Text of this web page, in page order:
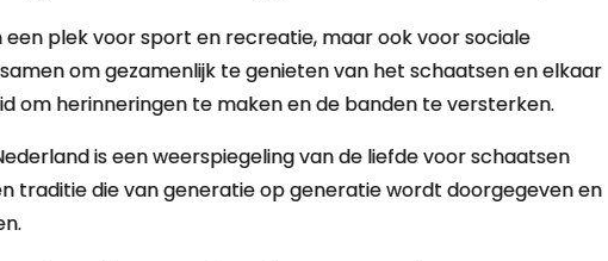
een plek voor sport en recreatie, maar ook voor sociale
om gezamenlijk te genieten van het schaatsen en elkaar
om herinneringen te maken en de banden te versterken.
is een weerspiegeling van de liefde voor schaatsen
traditie die van generatie op generatie wordt doorgegeven en